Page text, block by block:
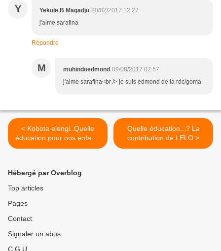
Y Yekule B Magadju 20/02/2017 12:27
j'aime sarafina
Répondre
M muhindoedmond 09/08/2017 02:57
j'aime sarafina<br /> je suis edmond de la rdc/goma
< Kobota elengi..Quelle
éducation pour nos enfants
en occident?
Quelle éducation...? La
contribution de LELO >
Hébergé par Overblog
Top articles
Pages
Contact
Signaler un abus
C.G.U.